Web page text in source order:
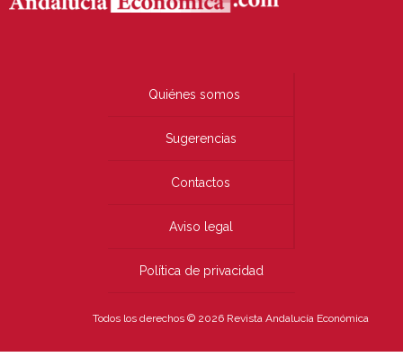
Quiénes somos
Sugerencias
Contactos
Aviso legal
Política de privacidad
Todos los derechos © 2026 Revista Andalucía Económica